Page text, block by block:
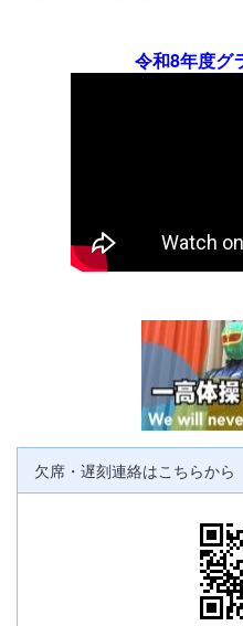
令和8年度グ
欠席・遅刻連絡はこちらから